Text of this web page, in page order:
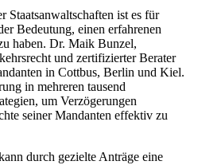
Staatsanwaltschaften ist es für
Bedeutung, einen erfahrenen
haben. Dr. Maik Bunzel,
und zertifizierter Berater
in Cottbus, Berlin und Kiel.
in mehreren tausend
um Verzögerungen
seiner Mandanten effektiv zu
durch gezielte Anträge eine